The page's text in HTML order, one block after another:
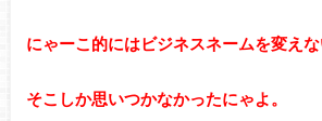
にゃーこ的にはビジネスネームを変え
そこしか思いつかなかったにゃよ。